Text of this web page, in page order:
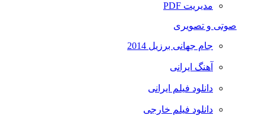
مدیریت PDF
صوتی و تصویری
جام جهانی برزیل 2014
آهنگ ایرانی
دانلود فیلم ایرانی
دانلود فیلم خارجی